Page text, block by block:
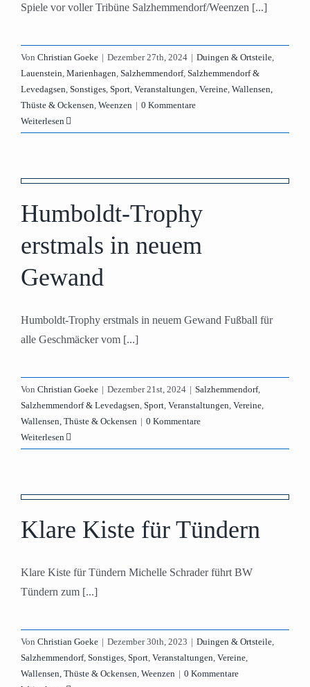
Spiele vor voller Tribüne Salzhemmendorf/Weenzen [...]
Von Christian Goeke | Dezember 27th, 2024 | Duingen & Ortsteile
Lauenstein Marienhagen Salzhemmendorf, Salzhemmendorf &
Levedagsen Sonstiges Sport Veranstaltungen Vereine Wallensen,
Thüste & Ockensen Weenzen | 0 Kommentare
Weiterlesen
Humboldt-Trophy
erstmals in neuem
Gewand
Humboldt-Trophy erstmals in neuem Gewand Fußball für
alle Geschmäcker vom [...]
Von Christian Goeke | Dezember 21st, 2024 | Salzhemmendorf,
Salzhemmendorf & Levedagsen Sport Veranstaltungen Vereine
Wallensen, Thüste & Ockensen | 0 Kommentare
Weiterlesen
Klare Kiste für Tündern
Klare Kiste für Tündern Michelle Schrader führt BW
Tündern zum [...]
Von Christian Goeke | Dezember 30th, 2023 | Duingen & Ortsteile
Salzhemmendorf, Sonstiges Sport Veranstaltungen Vereine
Wallensen, Thüste & Ockensen Weenzen | 0 Kommentare